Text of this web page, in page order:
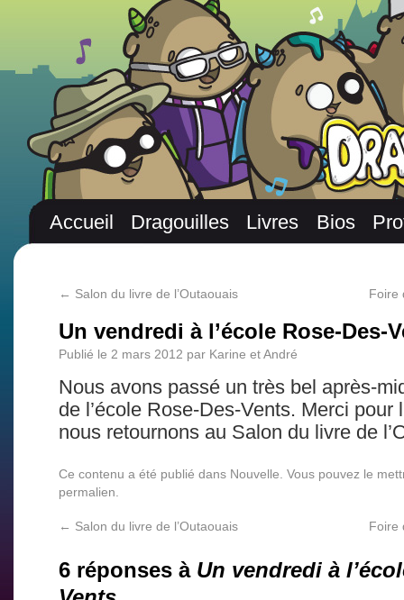
Accueil Dragouilles Livres Bios
← Salon du livre de l’Outaouais Foire
Un vendredi à l’école Rose-Des-
Publié le 2 mars 2012 par Karine et André
Nous avons passé un très bel après-
de l’école Rose-Des-Vents. Merci pour
nous retournons au Salon du livre de
Ce contenu a été publié dans Nouvelle . Vous pouvez le
permalien
← Salon du livre de l’Outaouais Foire
6 réponses à Un vendredi à